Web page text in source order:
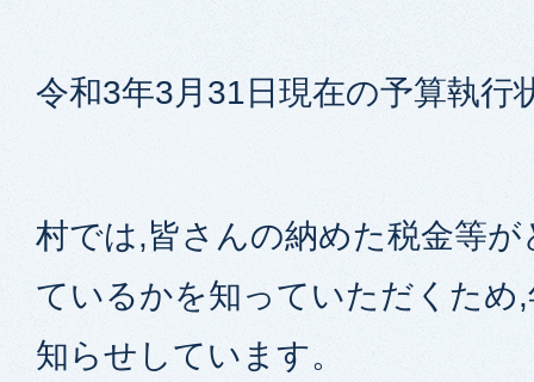
令和3年3月31日現在の予算執行
村では,皆さんの納めた税金等
ているかを知っていただくため
知らせしています。